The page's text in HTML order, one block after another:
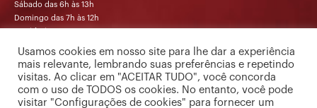
Sábado das 6h às 13h
Domingo das 7h às 12h
Segunda a sexta-feira das 9h às 17h.
Usamos cookies em nosso site para lhe dar a experiência
mais relevante, lembrando suas preferências e repetindo
visitas. Ao clicar em "ACEITAR TUDO", você concorda
com o uso de TODOS os cookies. No entanto, você pode
visitar "Configurações de cookies" para fornecer um